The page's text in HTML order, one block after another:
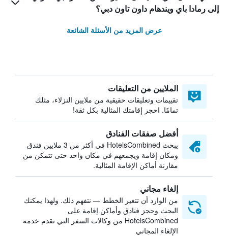
إلى رمادا باي ويندهام داون تاون دبي؟
عرض المزيد من الأسئلة الشائعة
الملايين من التعليقات
تقييمات وتعليقات حقيقية من ملايين النزلاء، مثلك
تمامًا. احجز إقامتك المثالية بكل ثقة!
أفضل صفقات الفنادق
يبحث HotelsCombined في أكثر من 3 ملايين فندق
ومكان إقامة ويجمعهم في مكان واحد حتى تتمكن من
مقارنة أماكن الإقامة المثالية.
إلغاء مجاني
من الوارد أن تتغير الخطط — نتفهم ذلك. ولهذا يمكنك
البحث وحجز فنادق وأماكن إقامة على
HotelsCombined من وكالات السفر التي تقدم خدمة
الإلغاء المجاني